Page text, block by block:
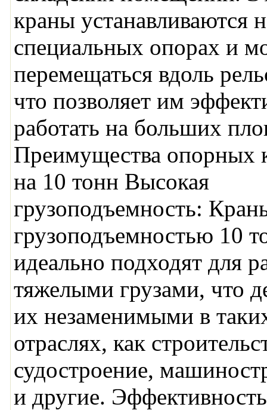
краны устанавливаются
специальных опорах и
перемещаться вдоль
что позволяет им
работать на больших
Преимущества опорных
на 10 тонн Высокая
грузоподъемность:
грузоподъемностью 10
идеально подходят для
тяжелыми грузами, что
их незаменимыми в
отраслях, как
судостроение,
и другие.